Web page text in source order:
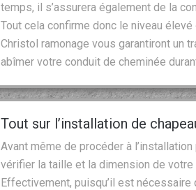
temps, il s’assurera également de la
Tout cela confirme donc le niveau
Christol ramonage vous garantiront un
abîmer votre conduit de cheminée
Tout sur l’installation de
Avant même de procéder à
vérifier la taille et la dimension de
Effectivement, puisqu’il est